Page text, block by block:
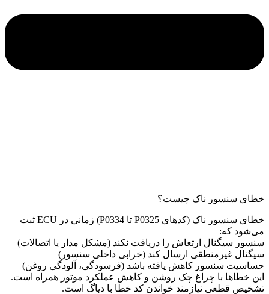
خطای سنسور ناک چیست؟
خطای سنسور ناک (کدهای P0325 تا P0334) زمانی در ECU ثبت
می‌شود که:
سنسور سیگنال ارتعاش را دریافت نکند (مشکل مدار یا اتصالات)
سیگنال غیرمنطقی ارسال کند (خرابی داخلی سنسور)
حساسیت سنسور کاهش یافته باشد (فرسودگی، آلودگی روغن)
این خطاها با چراغ چک روشن و کاهش عملکرد موتور همراه است.
تشخیص قطعی نیازمند خواندن کد خطا با دیاگ است.